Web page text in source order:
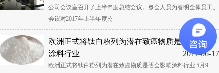
公司会议室召开了上半年度总结会议。参会人员为春明全体员工。
会议对2017年上半年度公
欧洲正式将钛白粉列为潜在致癌物质是否会影响
涂料行业
2017-06-17
欧洲正式将钛白粉列为潜在致癌物质是否会影响涂料行业 6月9